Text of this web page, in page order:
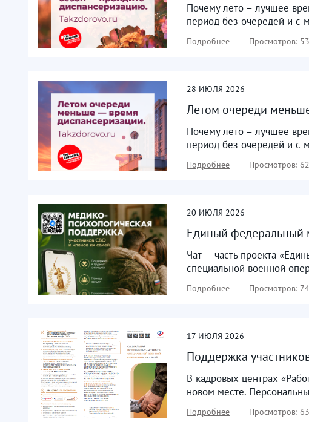
Почему лето – лучшее
период без очередей и с
Подробнее Просмотров:
28 ИЮЛЯ 2026
Летом очереди
Почему лето – лучшее
период без очередей и с
Подробнее Просмотров:
20 ИЮЛЯ 2026
Единый федеральный
Чат — часть проекта
специальной военной
Подробнее Просмотров:
17 ИЮЛЯ 2026
Поддержка
В кадровых центрах
новом месте.
Подробнее Просмотров: